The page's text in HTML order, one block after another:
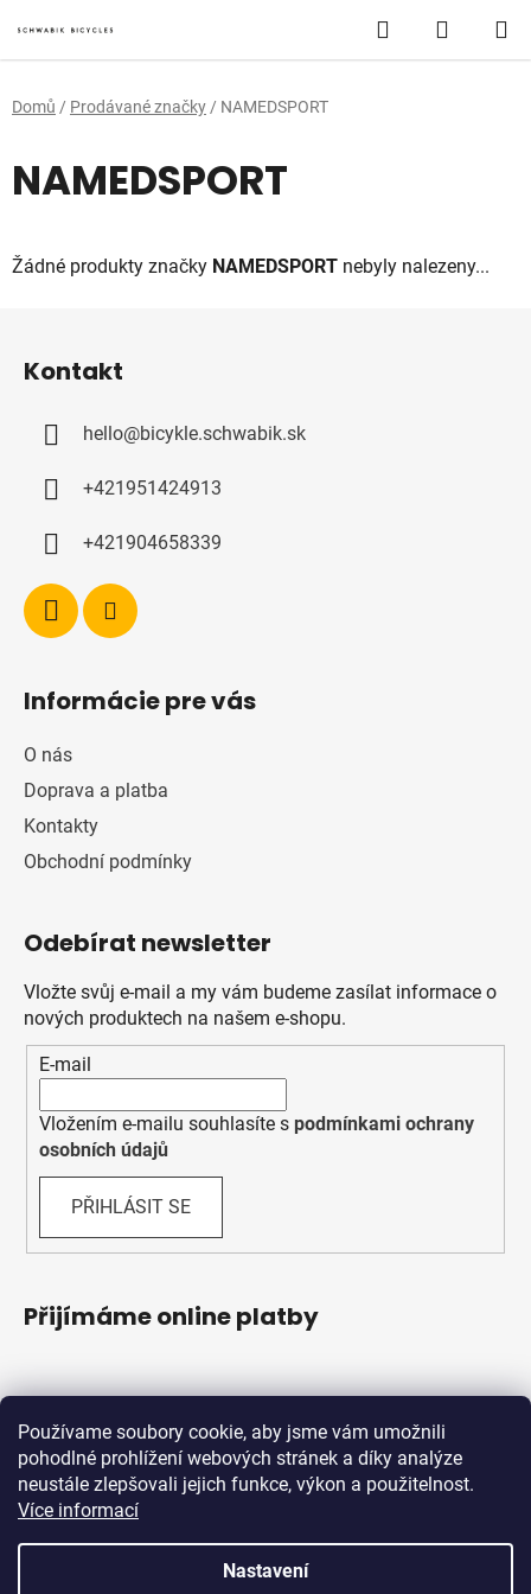
Používame soubory cookie, aby jsme vám umožnili
pohodlné prohlížení webových stránek a díky analýze
neustále zlepšovali jejich funkce, výkon a použitelnost.
Více informací
Nastavení
na
obsah
Hledat
KOŠÍK
Domů / Prodávané značky / NAMEDSPORT
NAMEDSPORT
Žádné produkty značky NAMEDSPORT nebyly nalezeny...
Kontakt
hello@bicykle.schwabik.sk
+421951424913
+421904658339
Informácie pre vás
O nás
Doprava a platba
Kontakty
Obchodní podmínky
Odebírat newsletter
Vložte svůj e-mail a my vám budeme zasílat informace o
nových produktech na našem e-shopu.
E-mail
Vložením e-mailu souhlasíte s podmínkami ochrany
osobních údajů
PŘIHLÁSIT SE
Přijímáme online platby